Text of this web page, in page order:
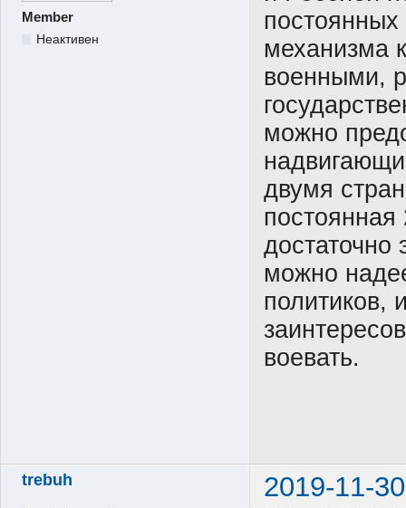
Member
Неактивен
механизма
военными,
можно
двумя
постоянная
можно
политиков,
воевать.
trebuh 2019-11-